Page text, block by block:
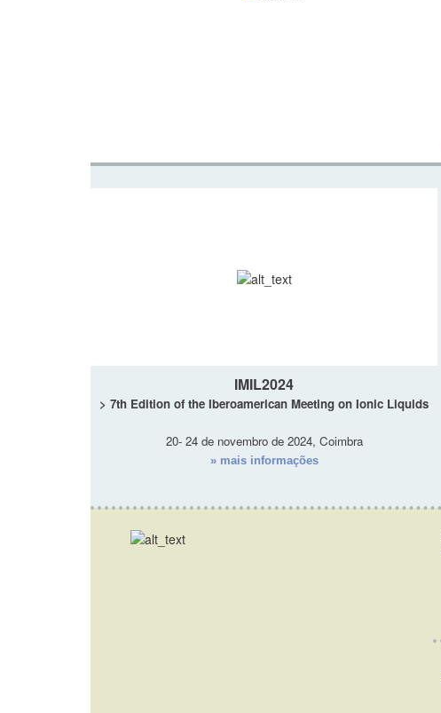
IMIL2024
> 7th Edition of the Iberoamerican Meeting on Ionic Liquids
20- 24 de novembro de 2024, Coimbra
» mais informações